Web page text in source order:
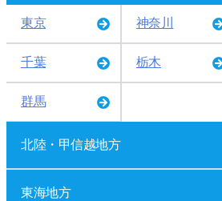
東京 神奈川
千葉 栃木
群馬
北陸・甲信越地方
東海地方